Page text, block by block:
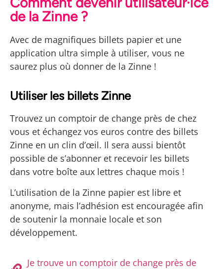
… et ça, avant-même
d'avoir dépensé une
Zinne, ou un euro !
de la Zinne ?
Avec de magnifiques billets papier et une
application ultra simple à utiliser, vous ne
saurez plus où donner de la Zinne !
Utiliser les billets Zinne
Trouvez un comptoir de change près de chez
vous et échangez vos euros contre des billets
Zinne en un clin d’œil. Il sera aussi bientôt
possible de s’abonner et recevoir les billets
dans votre boîte aux lettres chaque mois !
L’utilisation de la Zinne papier est libre et
anonyme, mais l’adhésion est encouragée afin
de soutenir la monnaie locale et son
développement.
Je trouve un comptoir de change près de